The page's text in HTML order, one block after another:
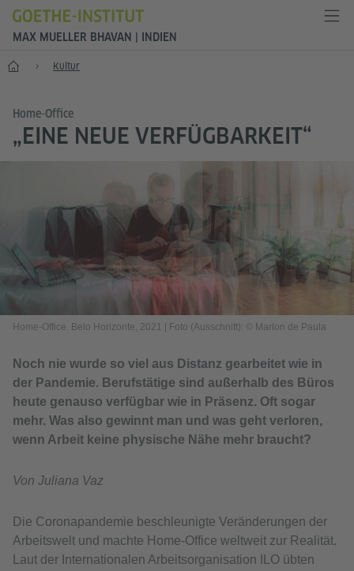
MAX MUELLER BHAVAN | INDIEN
Start Kultur
Home-Office
„EINE NEUE VERFÜGBARKEIT“
Home-Office. Belo Horizonte, 2021 Foto (Ausschnitt): © Marlon de Paula
Noch nie wurde so viel aus Distanz gearbeitet wie in
der Pandemie. Berufstätige sind außerhalb des Büros
heute genauso verfügbar wie in Präsenz. Oft sogar
mehr. Was also gewinnt man und was geht verloren,
wenn Arbeit keine physische Nähe mehr braucht?
Von Juliana Vaz
Die Coronapandemie beschleunigte Veränderungen der
Arbeitswelt und machte Home-Office weltweit zur Realität.
Laut der Internationalen Arbeitsorganisation ILO übten